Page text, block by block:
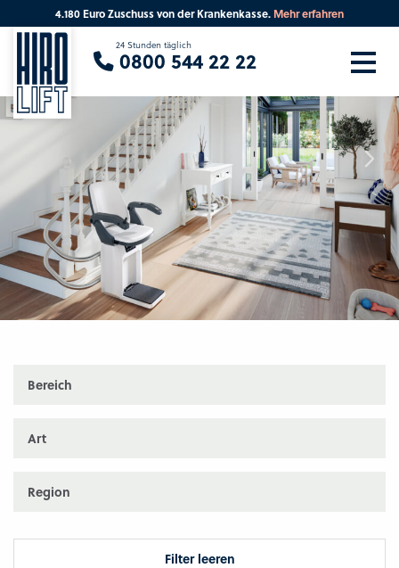
Bereich
Art
Region
Filter leeren
4.180 Euro Zuschuss von der Krankenkasse. Mehr erfahren
24 Stunden täglich
0800 544 22 22
Sie suchen eine Beratung vor Ort?
Ihre PLZ Beratung